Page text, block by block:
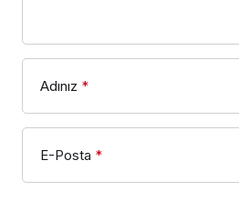
Adınız *
E-Posta *